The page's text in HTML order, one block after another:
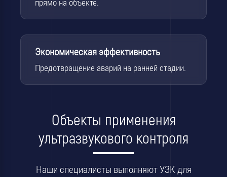
прямо на объекте.
Экономическая эффективность
Предотвращение аварий на ранней стадии.
Объекты применения
ультразвукового контроля
Наши специалисты выполняют УЗК для